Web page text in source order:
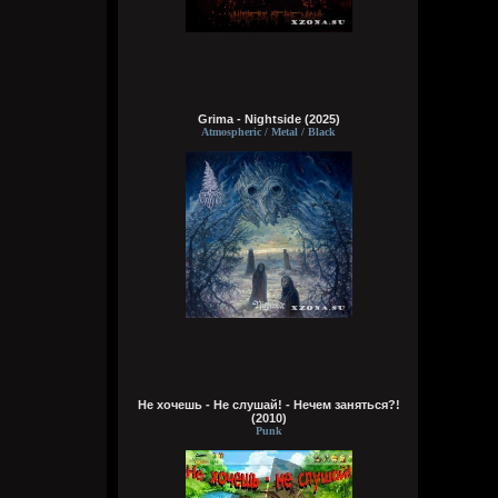
делах. панки просто бомбы
Кукуня
Вчера в 21:36:44
Цитата: Wirtuozik
ещё и вместо мозга вставили мощный
компьют
ты хотел сказать в место, где должен
быть мозг
Вчера в 20:40:37
А если бы мне ещё и вместо мозга
вставили мощный компьют, то ч бы еще и
Grima - Nightside (2025)
Atmospheric / Metal / Black
Не хочешь - Не слушай! - Нечем заняться?!
(2010)
Punk